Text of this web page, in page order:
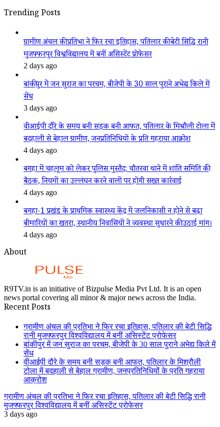
Trending Posts
ग्रामीण अंचल की प्रतिभा ने फिर रचा इतिहास, पतिलार की बेटी सिद्धि रानी
मुजफ्फरपुर विश्वविद्यालय में बनीं असिस्टेंट प्रोफेसर
2 days ago
बांकीपुर में जन सुराज का परचम, बीजेपी के 30 साल पुराने अभेद्य किले में
सेंध
3 days ago
वीआईपी दौरे के समय बनी सड़क बनी आफत, पतिलार के मिश्रौली टोला में
बदहाली से बेहाल ग्रामीण, जनप्रतिनिधियों के प्रति गहराया आक्रोश
4 days ago
बगहा में चहलूम को लेकर पुलिस मुस्तैद: चौतरवा थाने में शांति समिति की
बैठक, नियमों का उल्लंघन करने वालों पर होगी सख्त कार्रवाई
4 days ago
बगहा-1 प्रखंड के प्राथमिक स्वास्थ्य केंद्र में जलनिकासी न होने से बढ़ा
बीमारियों का खतरा, स्थानीय निवासियों ने व्यवस्था सुधारने की उठाई मांग।
4 days ago
About
R9TV.in is an initiative of Bizpulse Media Pvt Ltd. It is an open
news portal covering all minor & major news across the India.
Recent Posts
ग्रामीण अंचल की प्रतिभा ने फिर रचा इतिहास, पतिलार की बेटी सिद्धि
रानी मुजफ्फरपुर विश्वविद्यालय में बनीं असिस्टेंट प्रोफेसर
बांकीपुर में जन सुराज का परचम, बीजेपी के 30 साल पुराने अभेद्य किले में
सेंध
वीआईपी दौरे के समय बनी सड़क बनी आफत, पतिलार के मिश्रौली
टोला में बदहाली से बेहाल ग्रामीण, जनप्रतिनिधियों के प्रति गहराया
आक्रोश
ग्रामीण अंचल की प्रतिभा ने फिर रचा इतिहास, पतिलार की बेटी सिद्धि रानी
मुजफ्फरपुर विश्वविद्यालय में बनीं असिस्टेंट प्रोफेसर
3 days ago